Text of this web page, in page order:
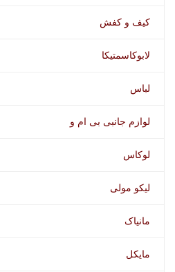
کیف و کفش
لابوکاسمتیکا
لباس
لوازم جانبی بی ام و
لوکاس
لیکو مولی
مانیاک
مایکل